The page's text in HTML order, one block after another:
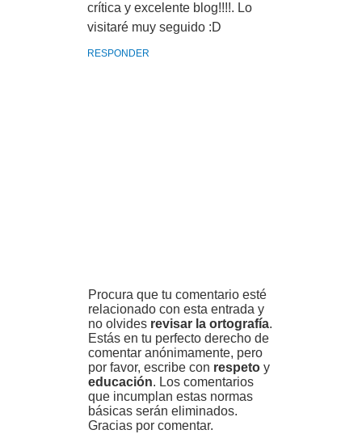
crítica y excelente blog!!!!. Lo
visitaré muy seguido :D
RESPONDER
Procura que tu comentario esté
relacionado con esta entrada y
no olvides revisar la ortografía.
Estás en tu perfecto derecho de
comentar anónimamente, pero
por favor, escribe con respeto y
educación. Los comentarios
que incumplan estas normas
básicas serán eliminados.
Gracias por comentar.